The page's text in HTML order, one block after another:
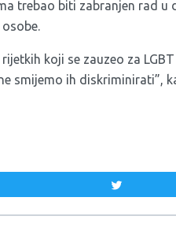
trebao biti zabranjen rad u
koji se zauzeo za
smijemo ih diskriminirati”,